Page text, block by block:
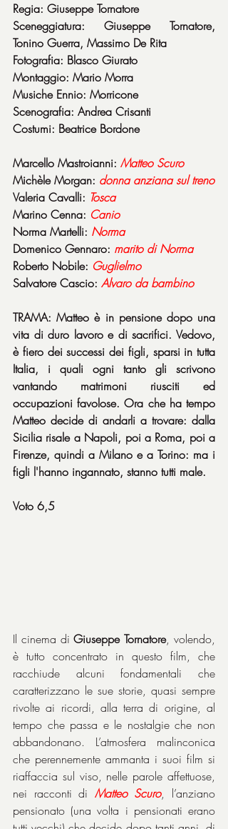
Regia: Giuseppe Tornatore
Sceneggiatura: Giuseppe Tornatore,
Tonino Guerra, Massimo De Rita
Fotografia: Blasco Giurato
Montaggio: Mario Morra
Musiche Ennio: Morricone
Scenografia: Andrea Crisanti
Costumi: Beatrice Bordone
Marcello Mastroianni: Matteo Scuro
Michèle Morgan: donna anziana sul treno
Valeria Cavalli: Tosca
Marino Cenna: Canio
Norma Martelli: Norma
Domenico Gennaro: marito di Norma
Roberto Nobile: Guglielmo
Salvatore Cascio: Alvaro da bambino
TRAMA: Matteo è in pensione dopo una
vita di duro lavoro e di sacrifici. Vedovo,
è fiero dei successi dei figli, sparsi in tutta
Italia, i quali ogni tanto gli scrivono
vantando matrimoni riusciti ed
occupazioni favolose. Ora che ha tempo
Matteo decide di andarli a trovare: dalla
Sicilia risale a Napoli, poi a Roma, poi a
Firenze, quindi a Milano e a Torino: ma i
figli l'hanno ingannato, stanno tutti male.
Voto 6,5
Il cinema di Giuseppe Tornatore, volendo,
è tutto concentrato in questo film, che
racchiude alcuni fondamentali che
caratterizzano le sue storie, quasi sempre
rivolte ai ricordi, alla terra di origine, al
tempo che passa e le nostalgie che non
abbandonano. L’atmosfera malinconica
che perennemente ammanta i suoi film si
riaffaccia sul viso, nelle parole affettuose,
nei racconti di Matteo Scuro, l’anziano
pensionato (una volta i pensionati erano